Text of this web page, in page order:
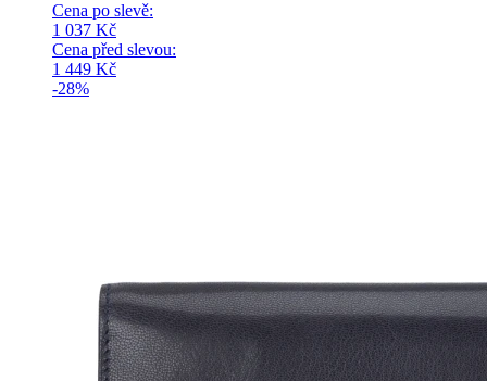
Cena po slevě:
1 037 Kč
Cena před slevou:
1 449 Kč
-28%